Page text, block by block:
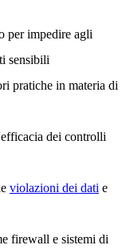
per impedire agli
sensibili
pratiche in materia di
dei controlli
violazioni dei dati e
firewall e sistemi di